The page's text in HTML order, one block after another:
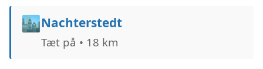
🏙️Nachterstedt
Tæt på • 18 km